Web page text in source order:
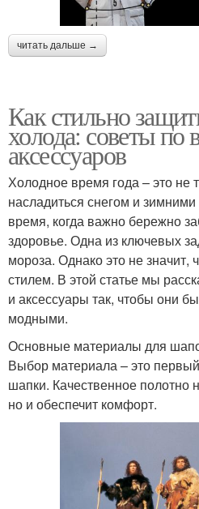
читать дальше →
Как стильно
холода: советы
аксессуаров
Холодное время года – это не
насладиться снегом и
время, когда важно бережно
здоровье. Одна из ключевых
мороза. Однако это не значит,
стилем. В этой статье мы
и аксессуары так, чтобы они
модными.
Основные материалы для
Выбор материала – это
шапки. Качественное полотно
но и обеспечит комфорт.